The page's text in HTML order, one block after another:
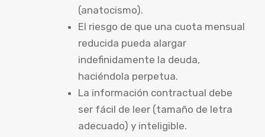
(anatocismo).
El riesgo de que una cuota mensual
reducida pueda alargar
indefinidamente la deuda,
haciéndola perpetua.
La información contractual debe
ser fácil de leer (tamaño de letra
adecuado) y inteligible.